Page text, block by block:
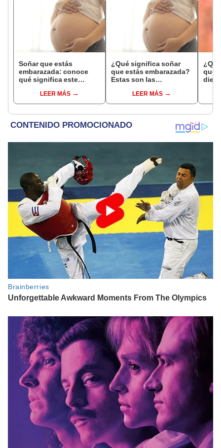
Soñar que estás
embarazada: conoce
qué significa este
LEER MÁS
¿Qué significa soñar
que estás embarazada?
Estas son las
comunesLEER MÁS
que